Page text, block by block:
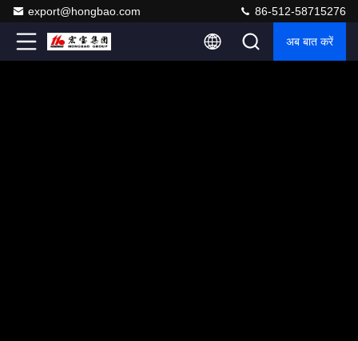
export@hongbao.com 86-512-58715276
अब बात करें